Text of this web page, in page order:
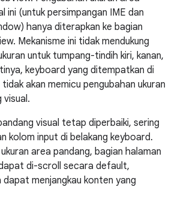
ini (untuk persimpangan IME dan
hanya diterapkan ke bagian
Mekanisme ini tidak mendukung
untuk tumpang-tindih kiri, kanan,
keyboard yang ditempatkan di
akan memicu pengubahan ukuran
visual.
visual tetap diperbaiki, sering
kolom input di belakang keyboard.
area pandang, bagian halaman
di-scroll secara default,
dapat menjangkau konten yang